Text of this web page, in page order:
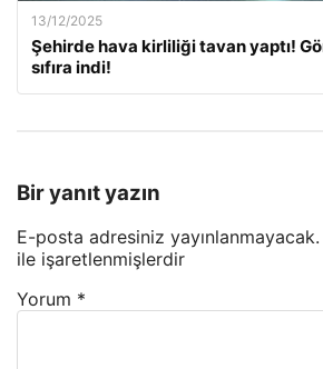
13/12/2025
Şehirde hava kirliliği tavan yaptı!
sıfıra indi!
Bir yanıt yazın
E-posta adresiniz yayınlanmayacak.
ile işaretlenmişlerdir
Yorum *